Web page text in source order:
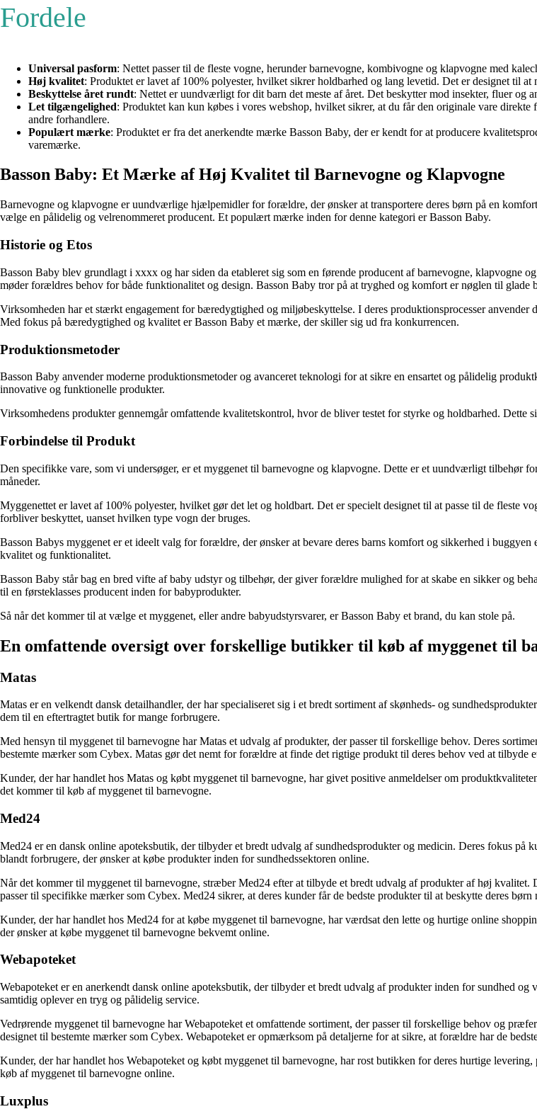
Fordele
Universal pasform: Nettet passer til de fleste vogne, herunder barnevogne, kombivogne og klapvogne med
Høj kvalitet: Produktet er lavet af 100% polyester, hvilket sikrer holdbarhed og lang levetid. Det er designet til
Beskyttelse året rundt: Nettet er uundværligt for dit barn det meste af året. Det beskytter mod insekter, fluer og
Let tilgængelighed: Produktet kan kun købes i vores webshop, hvilket sikrer, at du får den originale vare
andre forhandlere.
Populært mærke: Produktet er fra det anerkendte mærke Basson Baby, der er kendt for at producere
varemærke.
Basson Baby: Et Mærke af Høj Kvalitet til Barnevogne og Klapvogne
Barnevogne og klapvogne er uundværlige hjælpemidler for forældre, der ønsker at transportere deres børn på en
vælge en pålidelig og velrenommeret producent. Et populært mærke inden for denne kategori er Basson Baby.
Historie og Etos
Basson Baby blev grundlagt i xxxx og har siden da etableret sig som en førende producent af barnevogne, klapvogne
møder forældres behov for både funktionalitet og design. Basson Baby tror på at tryghed og komfort er nøglen til glade
Virksomheden har et stærkt engagement for bæredygtighed og miljøbeskyttelse. I deres produktionsprocesser
Med fokus på bæredygtighed og kvalitet er Basson Baby et mærke, der skiller sig ud fra konkurrencen.
Produktionsmetoder
Basson Baby anvender moderne produktionsmetoder og avanceret teknologi for at sikre en ensartet og pålidelig
innovative og funktionelle produkter.
Virksomhedens produkter gennemgår omfattende kvalitetskontrol, hvor de bliver testet for styrke og holdbarhed.
Forbindelse til Produkt
Den specifikke vare, som vi undersøger, er et myggenet til barnevogne og klapvogne. Dette er et uundværligt tilbehør
måneder.
Myggenettet er lavet af 100% polyester, hvilket gør det let og holdbart. Det er specielt designet til at passe til de fleste
forbliver beskyttet, uanset hvilken type vogn der bruges.
Basson Babys myggenet er et ideelt valg for forældre, der ønsker at bevare deres barns komfort og sikkerhed i
kvalitet og funktionalitet.
Basson Baby står bag en bred vifte af baby udstyr og tilbehør, der giver forældre mulighed for at skabe en sikker og
til en førsteklasses producent inden for babyprodukter.
Så når det kommer til at vælge et myggenet, eller andre babyudstyrsvarer, er Basson Baby et brand, du kan stole på.
En omfattende oversigt over forskellige butikker til køb af myggenet til
Matas
Matas er en velkendt dansk detailhandler, der har specialiseret sig i et bredt sortiment af skønheds- og
dem til en eftertragtet butik for mange forbrugere.
Med hensyn til myggenet til barnevogne har Matas et udvalg af produkter, der passer til forskellige behov. Deres
bestemte mærker som Cybex. Matas gør det nemt for forældre at finde det rigtige produkt til deres behov ved at tilbyde
Kunder, der har handlet hos Matas og købt myggenet til barnevogne, har givet positive anmeldelser om
det kommer til køb af myggenet til barnevogne.
Med24
Med24 er en dansk online apoteksbutik, der tilbyder et bredt udvalg af sundhedsprodukter og medicin. Deres fokus
blandt forbrugere, der ønsker at købe produkter inden for sundhedssektoren online.
Når det kommer til myggenet til barnevogne, stræber Med24 efter at tilbyde et bredt udvalg af produkter af høj
passer til specifikke mærker som Cybex. Med24 sikrer, at deres kunder får de bedste produkter til at beskytte deres børn
Kunder, der har handlet hos Med24 for at købe myggenet til barnevogne, har værdsat den lette og hurtige online
der ønsker at købe myggenet til barnevogne bekvemt online.
Webapoteket
Webapoteket er en anerkendt dansk online apoteksbutik, der tilbyder et bredt udvalg af produkter inden for sundhed
samtidig oplever en tryg og pålidelig service.
Vedrørende myggenet til barnevogne har Webapoteket et omfattende sortiment, der passer til forskellige behov og
designet til bestemte mærker som Cybex. Webapoteket er opmærksom på detaljerne for at sikre, at forældre har de
Kunder, der har handlet hos Webapoteket og købt myggenet til barnevogne, har rost butikken for deres hurtige
køb af myggenet til barnevogne online.
Luxplus